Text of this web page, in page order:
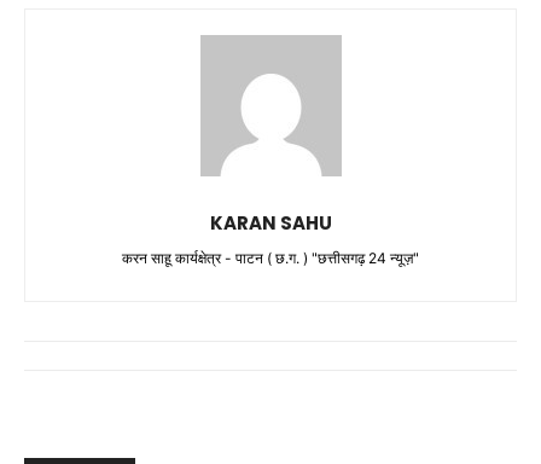
KARAN SAHU
करन साहू कार्यक्षेत्र - पाटन ( छ.ग. ) "छत्तीसगढ़ 24 न्यूज़"